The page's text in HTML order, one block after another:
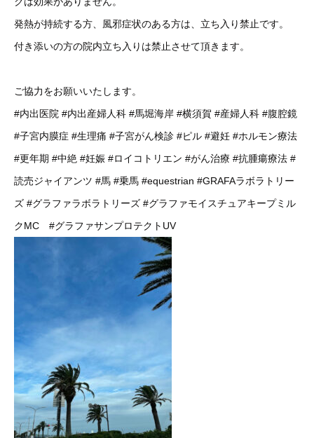
発熱が持続する方、風邪症状のある方は、立ち入り禁止です。
付き添いの方の院内立ち入りは禁止させて頂きます。
ご協力をお願いいたします。
#内出医院 #内出産婦人科 #馬堀海岸 #横須賀 #産婦人科 #腹腔鏡
#子宮内膜症 #生理痛 #子宮がん検診 #ピル #避妊 #ホルモン療法
#更年期 #中絶 #妊娠 #ロイコトリエン #がん治療 #抗腫瘍療法 #
読売ジャイアンツ #馬 #乗馬 #equestrian #GRAFAラボラトリー
ズ #グラファラボラトリーズ #グラファモイスチュアキープミル
クMC
#グラファサンプロテクトUV